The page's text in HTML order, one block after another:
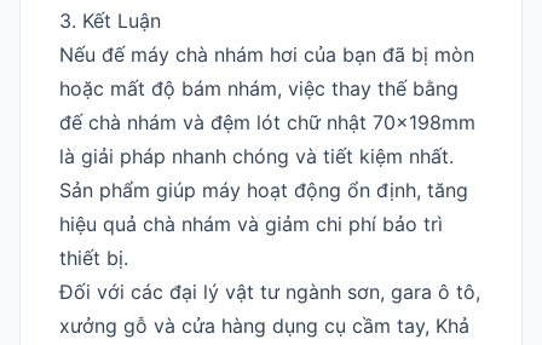
3. Kết Luận
Nếu đế máy chà nhám hơi của bạn đã bị mòn
hoặc mất độ bám nhám, việc thay thế bằng
đế chà nhám và đệm lót chữ nhật 70x198mm
là giải pháp nhanh chóng và tiết kiệm nhất.
Sản phẩm giúp máy hoạt động ổn định, tăng
hiệu quả chà nhám và giảm chi phí bảo trì
thiết bị.
Đối với các đại lý vật tư ngành sơn, gara ô tô,
xưởng gỗ và cửa hàng dụng cụ cầm tay, Khả